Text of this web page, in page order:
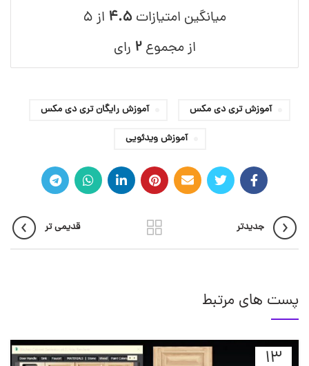
میانگین امتیازات ۴.۵ از ۵
از مجموع۲ رای
آموزش تری دی مکس
آموزش رایگان تری دی مکس
آموزش ویدئویی
جدیدتر قدیمی تر
پست های مرتبط
13